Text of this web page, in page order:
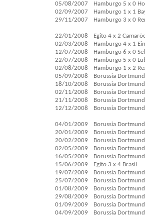
05/08/2007
02/09/2007
29/11/2007
22/01/2008
02/03/2008
12/07/2008
22/07/2008
02/08/2008
05/09/2008
18/10/2008
02/11/2008
21/11/2008
12/12/2008
04/01/2009
20/01/2009
20/02/2009
02/05/2009
16/05/2009
15/06/2009
19/07/2009
25/07/2009
01/08/2009
29/08/2009
01/09/2009
04/09/2009
Hamburgo 5 x 0
Hamburgo 1 x 1
Hamburgo 3 x 0
Egito 4 x 2
Hamburgo 4 x 1
Hamburgo 6 x 0
Hamburgo 5 x 0
Hamburgo 1 x 2
Borussia Dortmund
Borussia
Borussia
Borussia
Borussia
Borussia
Borussia
Borussia
Borussia
Borussia
Egito 3 x 4 Brasil
Borussia
Borussia
Borussia
Borussia
Borussia
Borussia